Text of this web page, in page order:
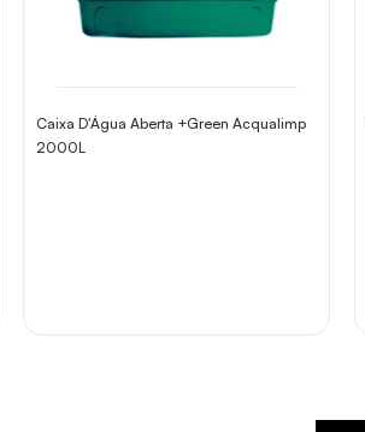
Caixa D'Água Aberta +Green Acqualimp
2000L